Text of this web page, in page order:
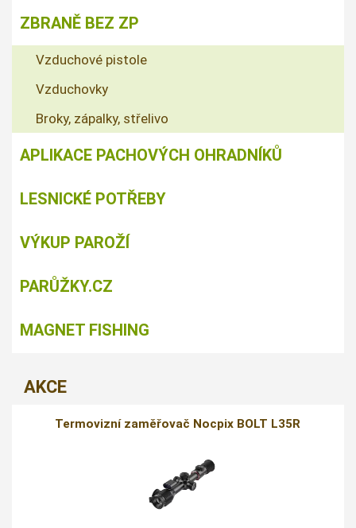
ZBRANĚ BEZ ZP
Vzduchové pistole
Vzduchovky
Broky, zápalky, střelivo
APLIKACE PACHOVÝCH OHRADNÍKŮ
LESNICKÉ POTŘEBY
VÝKUP PAROŽÍ
PARŮŽKY.CZ
MAGNET FISHING
AKCE
Termovizní zaměřovač Nocpix BOLT L35R